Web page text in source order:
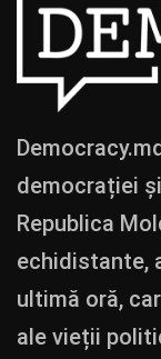
democrației
Republica
echidistante,
ultimă oră,
ale vieții